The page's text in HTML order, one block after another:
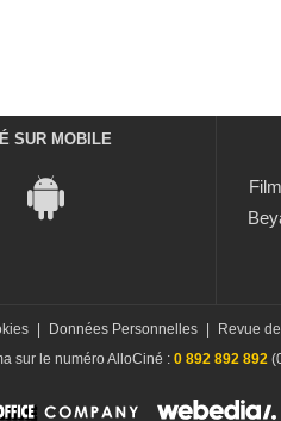
SUR MOBILE
Données Personnelles Revue
sur le numéro AlloCiné : 0 892 892 892